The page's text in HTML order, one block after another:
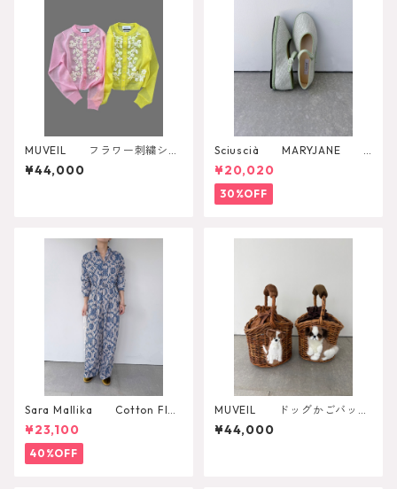
MUVEIL フラワー刺繍シア
ーカーディガン MA262KCD
001
¥44,000
Sciuscià MARYJANE
（ARTICHOKE）
¥20,020
30%OFF
Sara Mallika Cotton Flo
wer Signal Print All In One
¥23,100
40%OFF
MUVEIL ドッグかごバッ
グ MA262EBG004
¥44,000